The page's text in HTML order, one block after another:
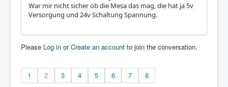
War mir nicht sicher ob die Mesa das mag, die hat ja 5v
Versorgung und 24v Schaltung Spannung.
Please Log in orCreate an account to join the conversation.
1 2 3 4 5 6 7 8